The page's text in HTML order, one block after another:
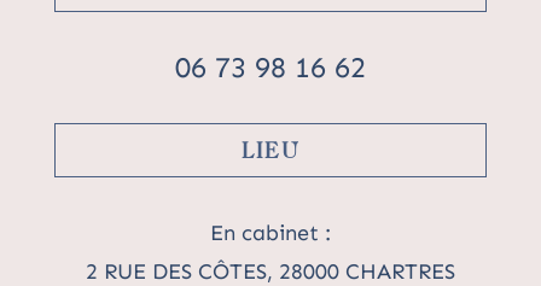
06 73 98 16 62
LIEU
En cabinet :
2 RUE DES CÔTES, 28000 CHARTRES